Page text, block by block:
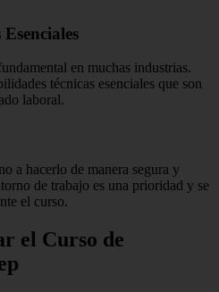
en muchas industrias.
técnicas esenciales que son
laboral.
a hacerlo de manera segura y
de trabajo es una prioridad y se
el curso.
el Curso de